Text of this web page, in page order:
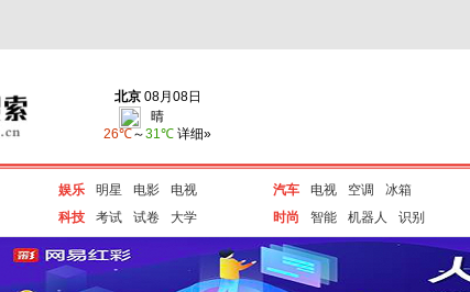
娱乐 明星 电影
电视
科技
考试 试卷 大学
汽车 电视 空调
冰箱
时尚
智能 机器人 识别